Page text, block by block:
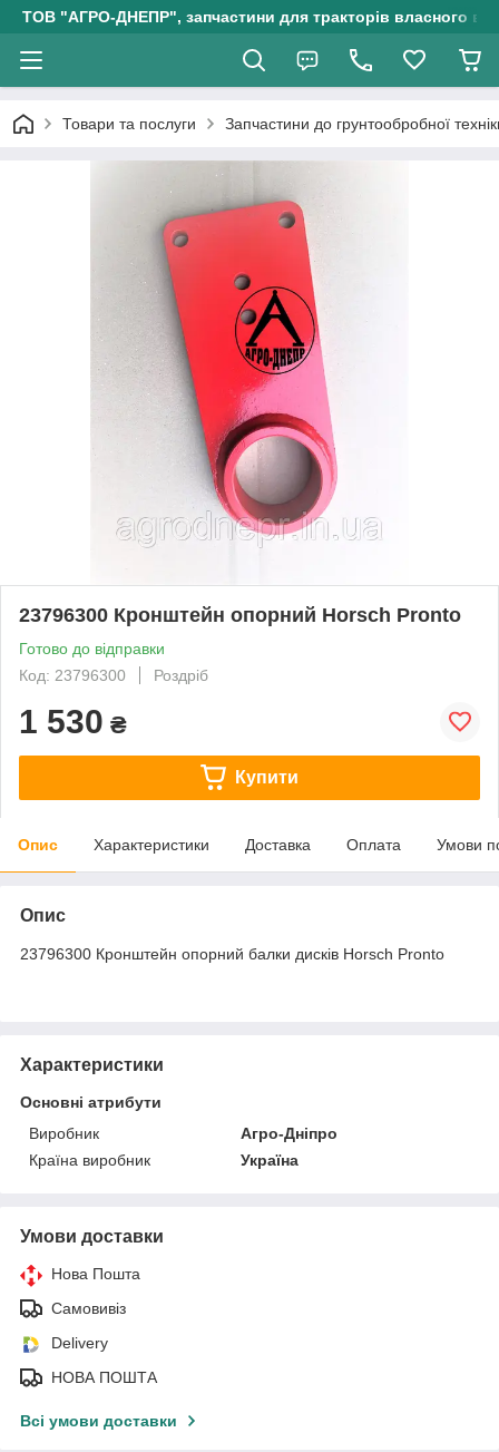
ТОВ "АГРО-ДНЕПР", запчастини для тракторів власного
Товари та послуги Запчастини до грунтообробної
23796300 Кронштейн опорний Horsch Pronto
Готово до відправки
Код: 23796300
Роздріб
1 530 ₴
Купити
Опис Характеристики Доставка Оплата Умови
Опис
23796300 Кронштейн опорний балки дисків Horsch Pronto
Характеристики
Основні атрибути
Виробник
Агро-Дніпро
Країна виробник
Україна
Умови доставки
Нова Пошта
Самовивіз
Delivery
НОВА ПОШТА
Всі умови доставки